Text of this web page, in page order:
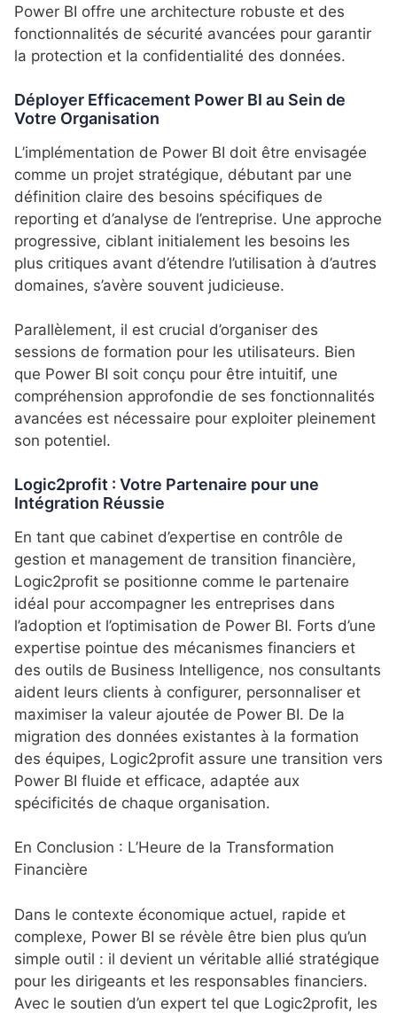
Power BI offre une architecture robuste et des
fonctionnalités de sécurité avancées pour garantir
la protection et la confidentialité des données.
Déployer Efficacement Power BI au Sein de
Votre Organisation
L’implémentation de Power BI doit être envisagée
comme un projet stratégique, débutant par une
définition claire des besoins spécifiques de
reporting et d’analyse de l’entreprise. Une approche
progressive, ciblant initialement les besoins les
plus critiques avant d’étendre l’utilisation à d’autres
domaines, s’avère souvent judicieuse.
Parallèlement, il est crucial d’organiser des
sessions de formation pour les utilisateurs. Bien
que Power BI soit conçu pour être intuitif, une
compréhension approfondie de ses fonctionnalités
avancées est nécessaire pour exploiter pleinement
son potentiel.
Logic2profit : Votre Partenaire pour une
Intégration Réussie
En tant que cabinet d’expertise en contrôle de
gestion et management de transition financière,
Logic2profit se positionne comme le partenaire
idéal pour accompagner les entreprises dans
l’adoption et l’optimisation de Power BI. Forts d’une
expertise pointue des mécanismes financiers et
des outils de Business Intelligence, nos consultants
aident leurs clients à configurer, personnaliser et
maximiser la valeur ajoutée de Power BI. De la
migration des données existantes à la formation
des équipes, Logic2profit assure une transition vers
Power BI fluide et efficace, adaptée aux
spécificités de chaque organisation.
En Conclusion : L’Heure de la Transformation
Financière
Dans le contexte économique actuel, rapide et
complexe, Power BI se révèle être bien plus qu’un
simple outil : il devient un véritable allié stratégique
pour les dirigeants et les responsables financiers.
Avec le soutien d’un expert tel que Logic2profit, les